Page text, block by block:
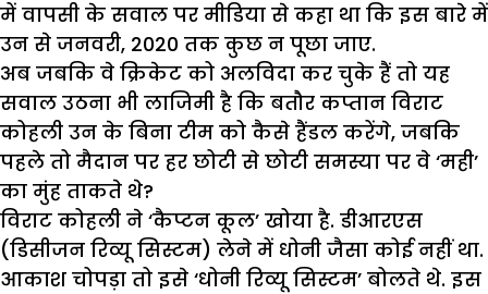
में वापसी के सवाल पर मीडिया से कहा था कि इस बारे में
उन से जनवरी, 2020 तक कुछ न पूछा जाए.
अब जबकि वे क्रिकेट को अलविदा कर चुके हैं तो यह
सवाल उठना भी लाजिमी है कि बतौर कप्तान विराट
कोहली उन के बिना टीम को कैसे हैंडल करेंगे, जबकि
पहले तो मैदान पर हर छोटी से छोटी समस्या पर वे ‘मही’
का मुंह ताकते थे?
विराट कोहली ने ‘कैप्टन कूल’ खोया है. डीआरएस
(डिसीजन रिव्यू सिस्टम) लेने में धोनी जैसा कोई नहीं था.
आकाश चोपड़ा तो इसे ‘धोनी रिव्यू सिस्टम’ बोलते थे. इस